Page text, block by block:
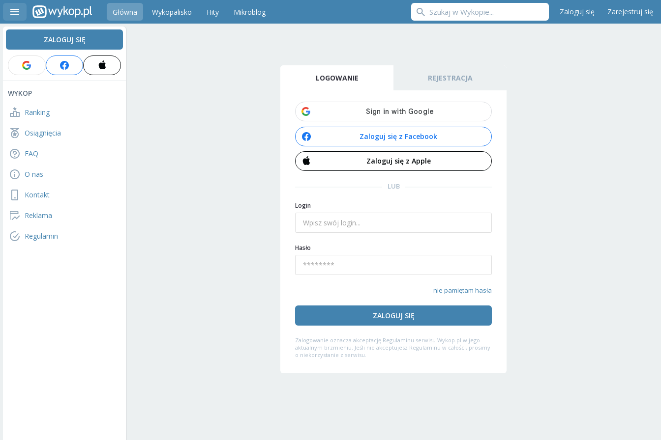
Główna Wykopalisko Hity Mikroblog Zaloguj się Zarejestruj się
ZALOGUJ SIĘ
WYKOP
Ranking
Osiągnięcia
FAQ
O nas
Kontakt
Reklama
Regulamin
LOGOWANIE REJESTRACJA
Zaloguj się z Facebook
Zaloguj się z Apple
LUB
Login
Hasło
nie pamiętam hasła
ZALOGUJ SIĘ
Zalogowanie oznacza akceptację Regulaminu serwisu Wykop.pl w jego
aktualnym brzmieniu. Jeśli nie akceptujesz Regulaminu w całości, prosimy
o niekorzystanie z serwisu.